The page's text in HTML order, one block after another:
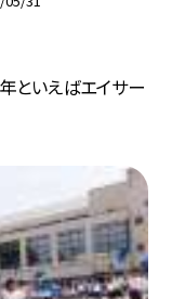
といえばエイサー